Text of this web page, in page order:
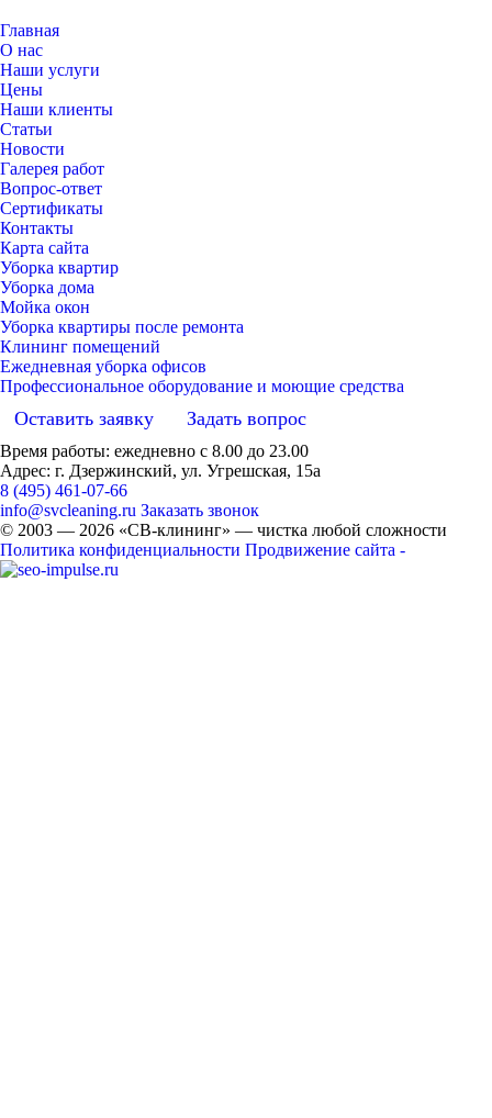
Главная
О нас
Наши услуги
Цены
Наши клиенты
Статьи
Новости
Галерея работ
Вопрос-ответ
Сертификаты
Контакты
Карта сайта
Уборка квартир
Уборка дома
Мойка окон
Уборка квартиры после ремонта
Клининг помещений
Ежедневная уборка офисов
Профессиональное оборудование и моющие средства
Оставить заявку Задать вопрос
Время работы: ежедневно с 8.00 до 23.00
Адрес: г. Дзержинский, ул. Угрешская, 15а
8 (495) 461-07-66
info@svcleaning.ru Заказать звонок
© 2003 — 2026 «СВ-клининг» — чистка любой сложности
Политика конфиденциальности Продвижение сайта -